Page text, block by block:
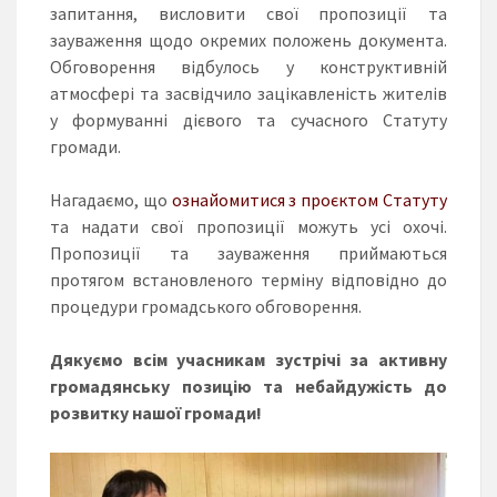
запитання, висловити свої пропозиції та
зауваження щодо окремих положень документа.
Обговорення відбулось у конструктивній
атмосфері та засвідчило зацікавленість жителів
у формуванні дієвого та сучасного Статуту
громади.
Нагадаємо, що ознайомитися з проєктом Статуту
та надати свої пропозиції можуть усі охочі.
Пропозиції та зауваження приймаються
протягом встановленого терміну відповідно до
процедури громадського обговорення.
Дякуємо всім учасникам зустрічі за активну
громадянську позицію та небайдужість до
розвитку нашої громади!